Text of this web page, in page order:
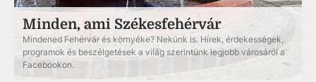
Minden, ami Székesfehérvár
Mindened Fehérvár és környéke? Nekünk is. Hírek, érdekességek,
programok és beszélgetések a világ szerintünk legjobb városáról a
Facebookon.